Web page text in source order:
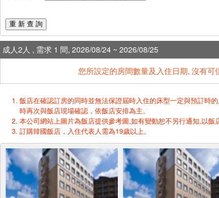
重 新 查 詢
成人2人 , 需求 1 間, 2026/08/24 ~ 2026/08/25
您所設定的房間數量及入住日期, 沒有
飯店在確認訂房的同時並無法保證屆時入住的床型一定與預訂時
時再次與飯店現場確認，依飯店安排為主。
本公司網站上圖片為飯店提供參考圖,如有變動恕不另行通知,以飯
訂購韓國飯店，入住代表人需為19歲以上。